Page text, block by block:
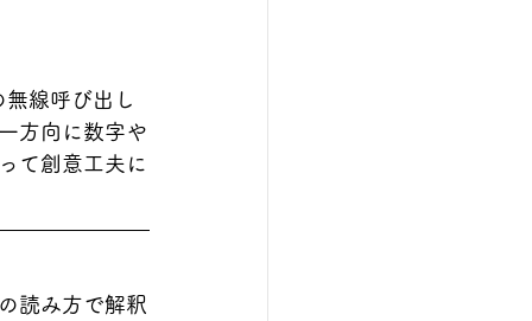
線呼び出し
方向に数字や
て創意工夫に
読み方で解釈